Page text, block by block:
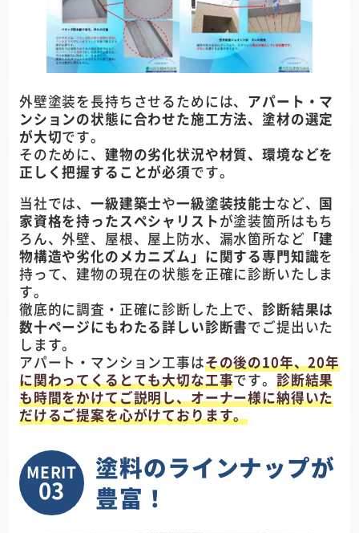
外壁塗装を長持ちさせるためには、 アパート・マ
ンションの状態に合わせた施工方法、塗材の選定
が大切です。
そのために、 建物の劣化状況や材質、環境などを
正しく把握することが必須です。
当社では、一級建築士や一級塗装技能士など、 国
家資格を持ったスペシャリストが塗装箇所はもち
ろん、外壁、屋根、屋上防水、漏水箇所など 「建
物構造や劣化のメカニズム」に関する専門知識を
持って、建物の現在の状態を正確に診断いたしま
す。
徹底的に調査・正確に診断した上で、診断結果は
数十ページにもわたる詳しい診断書でご提出いた
します。
アパート・マンション工事はその後の10年、20年
に関わってくるとても大切な工事です。 診断結果
も時間をかけてご説明し、オーナー様に納得いた
だけるご提案を心がけております。
MERIT
03
塗料のラインナップが
豊富！